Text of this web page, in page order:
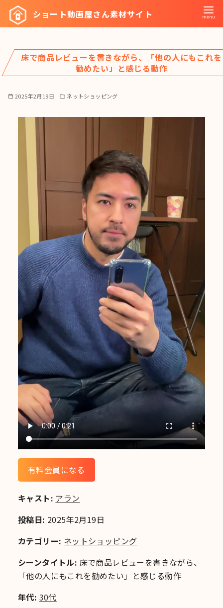
ツ
へ
ショート動画屋さん素材サイト
床で商品レビューを書きながら、「他の人にもこれを
勧めたい」と感じる動作
2025年2月19日 ネットショッピング
有料会員になる
キャスト: アラン
投稿日: 2025年2月19日
カテゴリー: ネットショッピング
シーンタイトル: 床で商品レビューを書きながら、
「他の人にもこれを勧めたい」と感じる動作
年代: 30代